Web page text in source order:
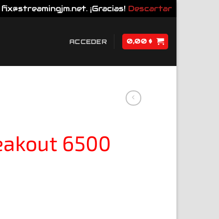
¡Gracias! Descartar
ACCEDER 0,00$
6500